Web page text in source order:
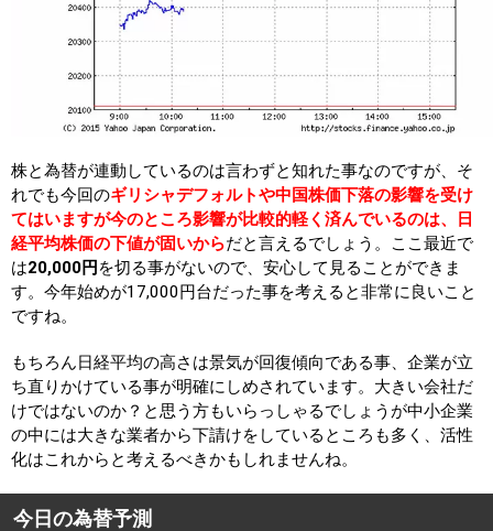
株と為替が連動しているのは言わずと知れた事なのですが、そ
れでも今回のギリシャデフォルトや中国株価下落の影響を受け
てはいますが今のところ影響が比較的軽く済んでいるのは、日
経平均株価の下値が固いからだと言えるでしょう。ここ最近で
は20,000円 を切る事がないので、安心して見ることができま
す。今年始めが17,000円台だった事を考えると非常に良いこと
ですね。
もちろん日経平均の高さは景気が回復傾向である事、企業が立
ち直りかけている事が明確にしめされています。大きい会社だ
けではないのか？と思う方もいらっしゃるでしょうが中小企業
の中には大きな業者から下請けをしているところも多く、活性
化はこれからと考えるべきかもしれませんね。
今日の為替予測